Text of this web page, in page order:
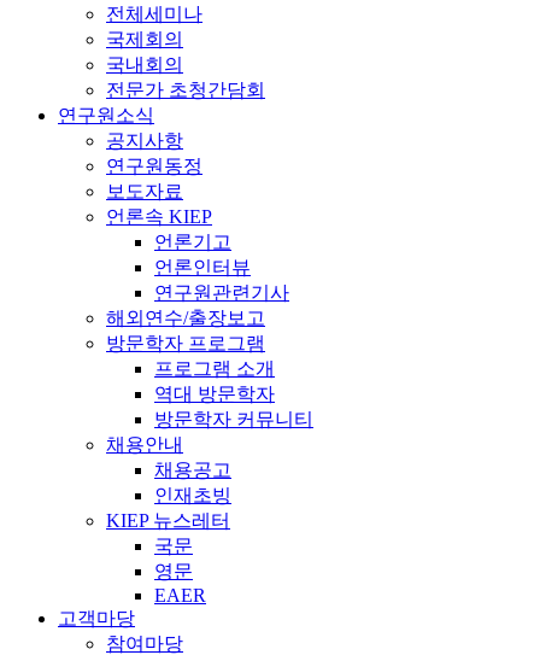
전체세미나
국제회의
국내회의
전문가 초청간담회
연구원소식
공지사항
연구원동정
보도자료
언론속 KIEP
언론기고
언론인터뷰
연구원관련기사
해외연수/출장보고
방문학자 프로그램
프로그램 소개
역대 방문학자
방문학자 커뮤니티
채용안내
채용공고
인재초빙
KIEP 뉴스레터
국문
영문
EAER
고객마당
참여마당